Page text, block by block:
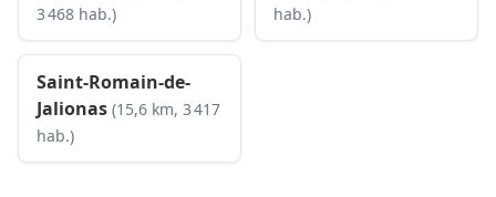
3 468 hab.)
hab.)
Saint-Romain-de-
Jalionas (15,6 km, 3 417
hab.)